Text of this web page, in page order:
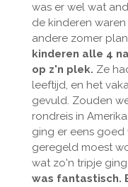
was er wel wat
de kinderen
andere zomer
kinderen alle 4
op z'n plek. Ze
leeftijd, en het
gevuld. Zouden
rondreis in
ging er eens
geregeld moest
wat zo'n tripje
was fantastisch.